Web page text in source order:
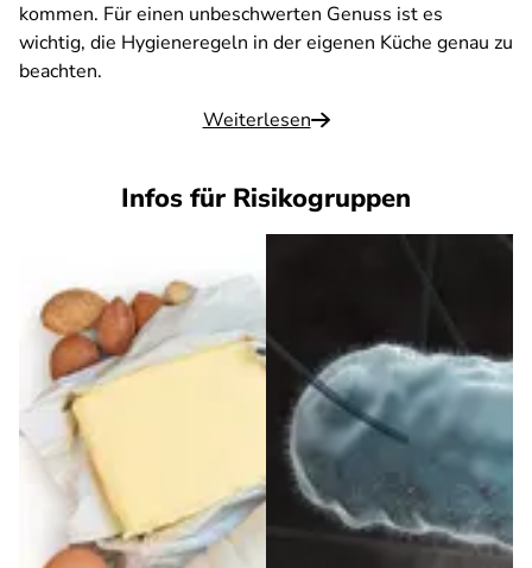
kommen. Für einen unbeschwerten Genuss ist es
wichtig, die Hygieneregeln in der eigenen Küche genau zu
beachten.
Weiterlesen
Infos für Risikogruppen